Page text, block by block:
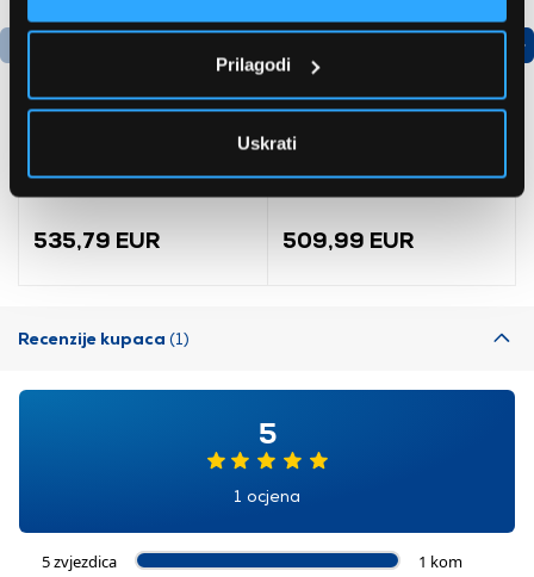
Prilagodi
Uskrati
AdvancedAquatak 160
(06008A7800)
535,79 EUR
Hladnjak s donjim
509,99 EUR
Recenzije kupaca (1)
5
1 ocjena
5 zvjezdica
1 kom